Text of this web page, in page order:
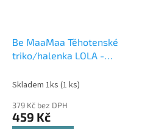
Be MaaMaa Těhotenské
triko/halenka LOLA -
Skladem 1ks (1 ks)
379 Kč bez DPH
459 Kč